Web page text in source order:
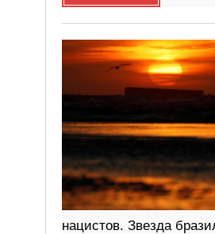
нацистов. Звезда